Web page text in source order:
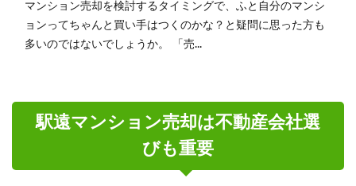
マンション売却を検討するタイミングで、ふと自分のマンシ
ョンってちゃんと買い手はつくのかな？と疑問に思った方も
多いのではないでしょうか。 「売...
駅遠マンション売却は不動産会社選
びも重要